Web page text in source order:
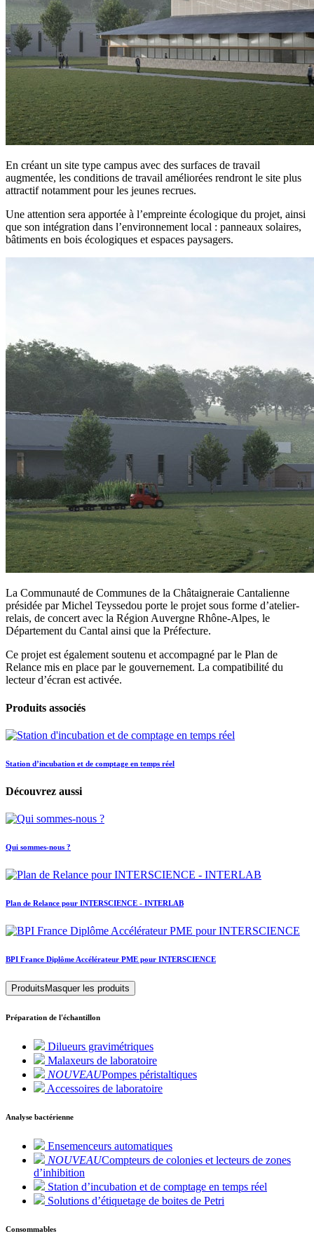
En créant un site type campus avec des surfaces de travail
augmentée, les conditions de travail améliorées rendront le site plus
attractif notamment pour les jeunes recrues.
Une attention sera apportée à l’empreinte écologique du projet, ainsi
que son intégration dans l’environnement local : panneaux solaires,
bâtiments en bois écologiques et espaces paysagers.
La Communauté de Communes de la Châtaigneraie Cantalienne
présidée par Michel Teyssedou porte le projet sous forme d’atelier-
relais, de concert avec la Région Auvergne Rhône-Alpes, le
Département du Cantal ainsi que la Préfecture.
Ce projet est également soutenu et accompagné par le Plan de
Relance mis en place par le gouvernement. La compatibilité du
lecteur d’écran est activée.
Produits associés
Station d’incubation et de comptage en temps réel
Découvrez aussi
Qui sommes-nous ?
Plan de Relance pour INTERSCIENCE - INTERLAB
BPI France Diplôme Accélérateur PME pour INTERSCIENCE
Produits Masquer les produits
Préparation de l'échantillon
Dilueurs gravimétriques
Malaxeurs de laboratoire
NOUVEAUPompes péristaltiques
Accessoires de laboratoire
Analyse bactérienne
Ensemenceurs automatiques
NOUVEAUCompteurs de colonies et lecteurs de zones
d’inhibition
Station d’incubation et de comptage en temps réel
Solutions d’étiquetage de boites de Petri
Consommables